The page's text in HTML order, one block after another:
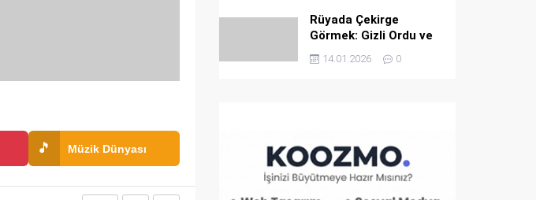
🎵 Müzik Dünyası
Rüyada Çekirge
Görmek: Gizli Ordu ve
İlahi İkaz
14.01.2026 0